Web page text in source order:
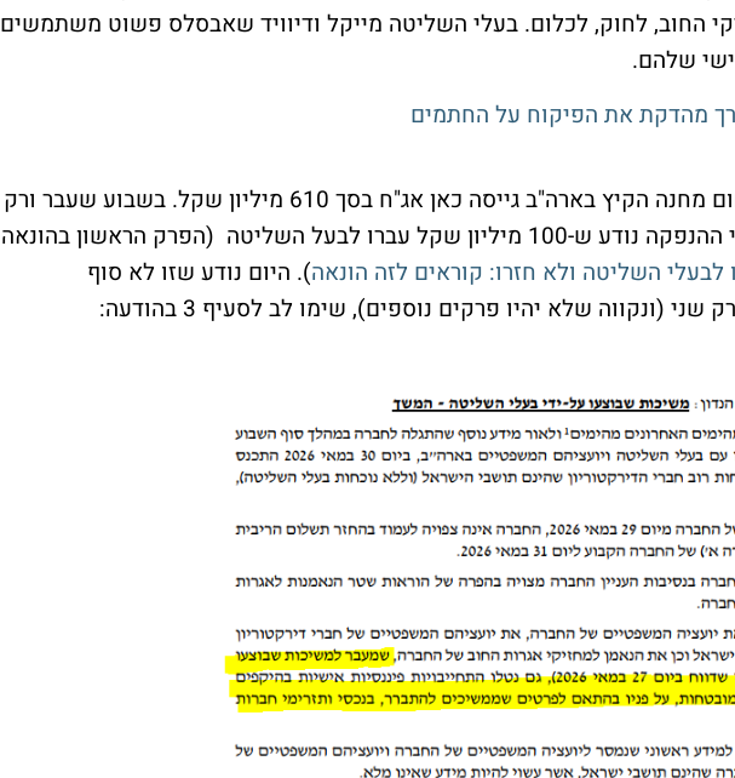
החוב, לחוק, לכלום. בעלי השליטה מייקל ודיוויד שאבסלס פשוט משתמשים
שלהם.
מהדקת את הפיקוח על החתמים
החברה שפועלת בתחום מחנה הקיץ בארה"ב גייסה כאן אג"ח בסך 610 מיליון שקל. בשבוע שעבר ורק
לבעל השליטה (הפרק הראשון בהונאה -
). היום נודע שזו לא סוף
(ונקווה שלא יהיו פרקים נוספים), שימו לב לסעיף 3 בהודעה: